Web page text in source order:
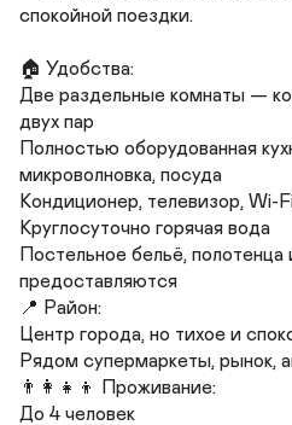
спокойной поездки.
🏠 Удобства:
Две раздельные комнаты —
двух пар
Полностью оборудованная
микроволновка, посуда
Кондиционер, телевизор, Wi-
Круглосуточно горячая вода
Постельное бельё, полотенца
предоставляются
📍 Район:
Центр города, но тихое и
Рядом супермаркеты, рынок,
👨‍👩‍👧‍👦 Проживание:
До 4 человек